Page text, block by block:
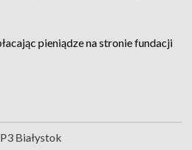
pieniądze na stronie fundacji
Białystok